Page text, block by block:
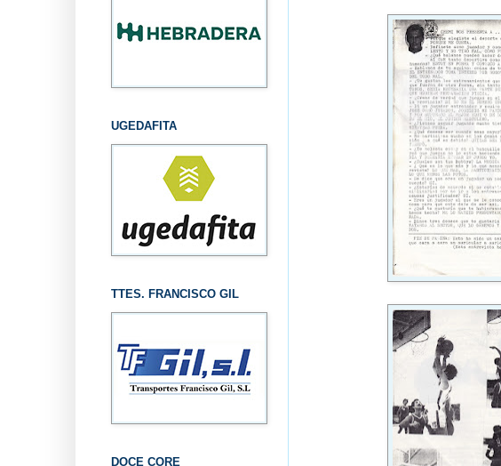
UGEDAFITA
TTES. FRANCISCO GIL
DOCE CORE